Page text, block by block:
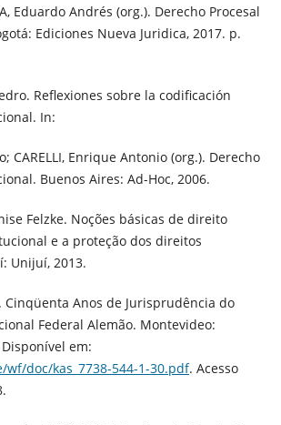
Eduardo Andrés (org.). Derecho Procesal
Ediciones Nueva Juridica, 2017. p.
Reflexiones sobre la codificación
In:
CARELLI, Enrique Antonio (org.). Derecho
Buenos Aires: Ad-Hoc, 2006.
Felzke. Noções básicas de direito
e a proteção dos direitos
Unijuí, 2013.
Cinqüenta Anos de Jurisprudência do
Federal Alemão. Montevideo:
em:
doc/kas_7738-544-1-30.pdf. Acesso